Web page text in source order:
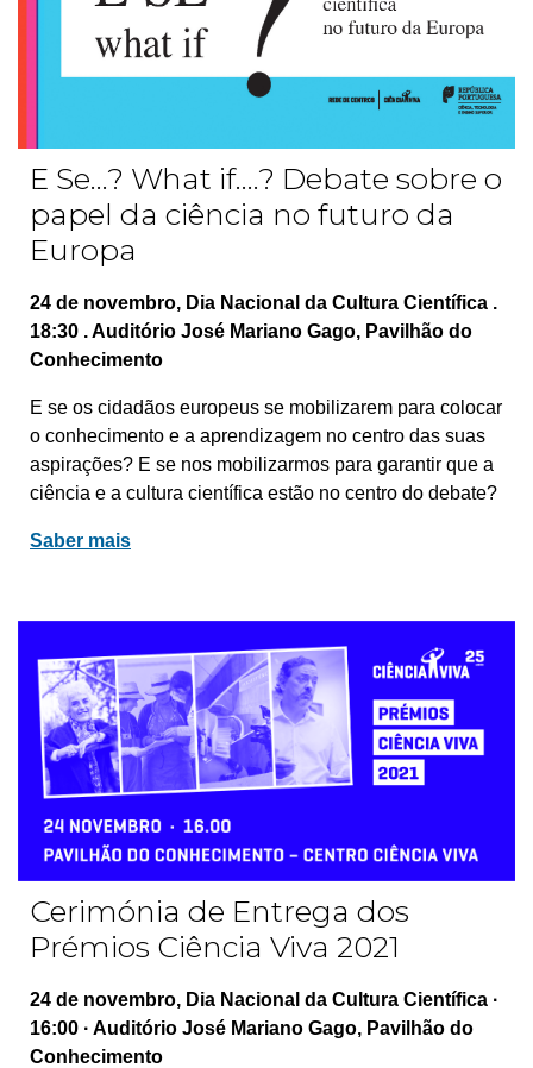
E Se...? What if....? Debate sobre o
papel da ciência no futuro da
Europa
24 de novembro, Dia Nacional da Cultura Científica .
18:30 . Auditório José Mariano Gago, Pavilhão do
Conhecimento
E se os cidadãos europeus se mobilizarem para colocar
o conhecimento e a aprendizagem no centro das suas
aspirações? E se nos mobilizarmos para garantir que a
ciência e a cultura científica estão no centro do debate?
Saber mais
Cerimónia de Entrega dos
Prémios Ciência Viva 2021
24 de novembro, Dia Nacional da Cultura Científica ·
16:00 · Auditório José Mariano Gago, Pavilhão do
Conhecimento